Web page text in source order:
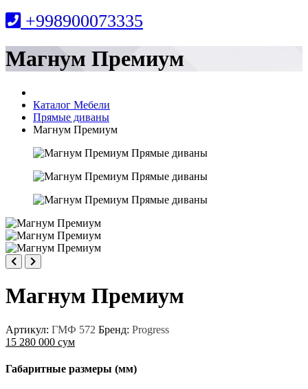
+998900073335
Магнум Премиум
Каталог Мебели
Прямые диваны
Магнум Премиум
Магнум Премиум
Артикул: ГМФ 572 Бренд: Progress
15 280 000 сум
Габаритные размеры (мм)